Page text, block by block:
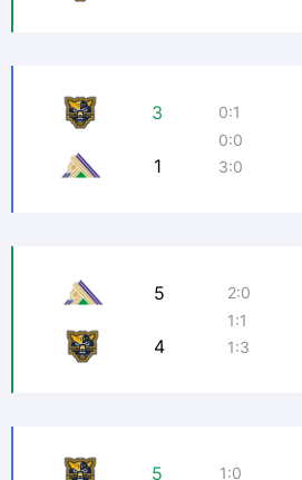
3
1
0:1
0:0
3:0
5
4
2:0
1:1
1:3
5 1:0